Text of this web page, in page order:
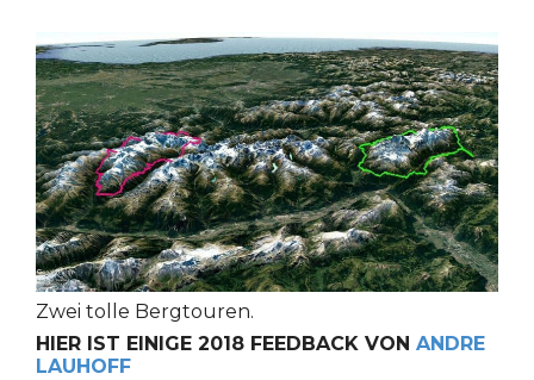
Zwei tolle Bergtouren.
HIER IST EINIGE 2018 FEEDBACK VON ANDRE
LAUHOFF